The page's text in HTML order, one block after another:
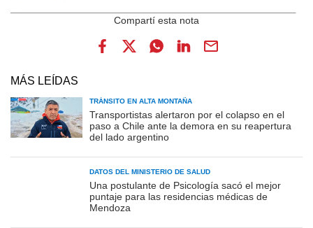
MÁS LEÍDAS
TRÁNSITO EN ALTA MONTAÑA
Transportistas alertaron por el colapso en el
paso a Chile ante la demora en su reapertura
del lado argentino
DATOS DEL MINISTERIO DE SALUD
Una postulante de Psicología sacó el mejor
puntaje para las residencias médicas de
Mendoza